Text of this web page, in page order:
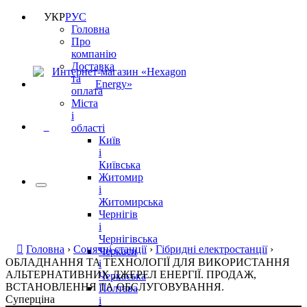
УКРРУС
Головна
Про
компанію
Доставка
та
оплата
Міста
і
області
Київ
і
Київська
Житомир
і
Житомирська
Чернігів
і
Чернігівська
Черкаси
і
Черкаська
Полтава
і
Головна › Сонячні станції› Гібридні електростанції›
ОБЛАДНАННЯ ТА ТЕХНОЛОГІЇ ДЛЯ ВИКОРИСТАННЯ
АЛЬТЕРНАТИВНИХ ДЖЕРЕЛ ЕНЕРГІЇ. ПРОДАЖ,
ВСТАНОВЛЕННЯ ТА ОБСЛУГОВУВАННЯ.
Суперціна